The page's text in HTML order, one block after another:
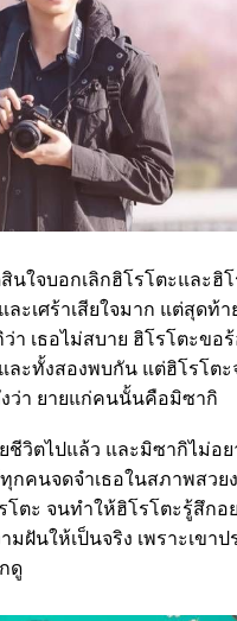
นใจบอกเลิกฮิโรโตะและฮิ
ละเศร้าเสียใจมาก แต่สุดท้า
า เธอไม่สบาย ฮิโรโตะขอ
และทั้งสองพบกัน แต่ฮิโรโต
ว่า ยายแก่คนนั้นคือมิซากิ
วิตไปแล้ว และมิซากิไม่อย
กคนจดจำเธอในสภาพสวย
โตะ จนทำให้ฮิโรโตะรู้สึกอ
มฝันให้เป็นจริง เพราะเขา
ดู